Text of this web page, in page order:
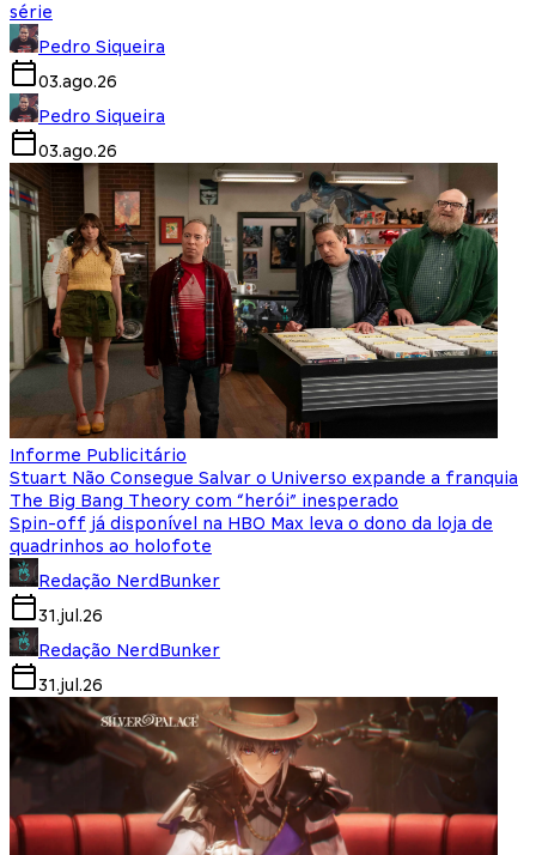
série
Pedro Siqueira
03.ago.26
Pedro Siqueira
03.ago.26
Informe Publicitário
Stuart Não Consegue Salvar o Universo expande a franquia
The Big Bang Theory com “herói” inesperado
Spin-off já disponível na HBO Max leva o dono da loja de
quadrinhos ao holofote
Redação NerdBunker
31.jul.26
Redação NerdBunker
31.jul.26